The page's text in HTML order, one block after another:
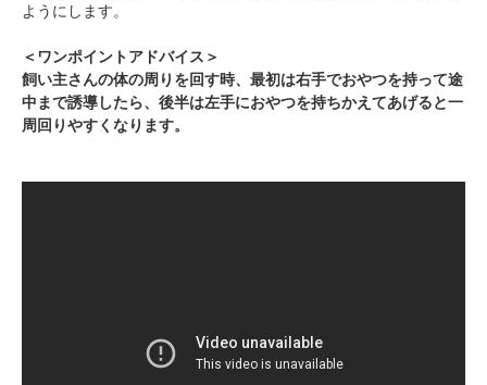
ようにします。
＜ワンポイントアドバイス＞
飼い主さんの体の周りを回す時、最初は右手でおやつを持って途
中まで誘導したら、後半は左手におやつを持ちかえてあげると一
周回りやすくなります。